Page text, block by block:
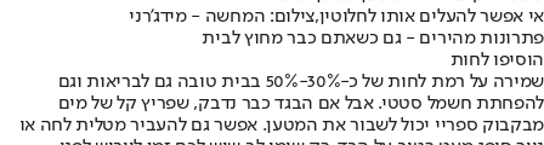
אי אפשר להעלים אותו לחלוטין,צילום: המחשה - מידג'רני
פתרונות מהירים - גם כשאתם כבר מחוץ לבית
הוסיפו לחות
שמירה על רמת לחות של כ-30%-50% בבית טובה גם לבריאות וגם
להפחתת חשמל סטטי. אבל אם הבגד כבר נדבק, שפריץ קל של מים
מבקבוק ספריי יכול לשבור את המטען. אפשר גם להעביר מטלית לחה או